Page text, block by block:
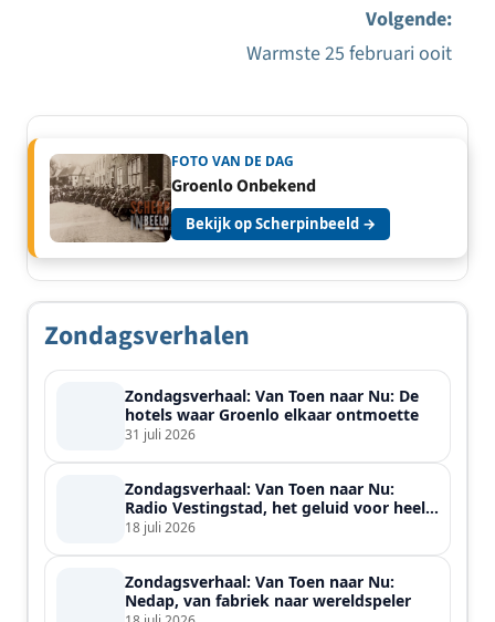
Volgende:
Warmste 25 februari ooit
FOTO VAN DE DAG
Groenlo Onbekend
Bekijk op Scherpinbeeld →
Zondagsverhalen
Zondagsverhaal: Van Toen naar Nu: De
hotels waar Groenlo elkaar ontmoette
31 juli 2026
Zondagsverhaal: Van Toen naar Nu:
Radio Vestingstad, het geluid voor heel
de streek
18 juli 2026
Zondagsverhaal: Van Toen naar Nu:
Nedap, van fabriek naar wereldspeler